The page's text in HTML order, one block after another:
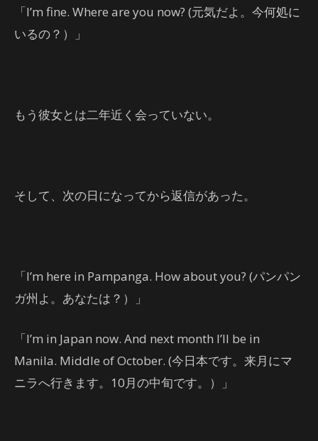
「I’m fine. Where are you now? (元気だよ。今何処に
いるの？）」
もう彼女とは二年近く会っていない。
そして、次の日になってから返信があった。
「I’m here in Pampanga. How about you? (パンパン
ガ州よ。あなたは？）」
「I’m in Japan now. And next month I’ll be in
Manila. Middle of October. (今日本です。来月にマ
ニラへ行きます。10月の中旬です。）」